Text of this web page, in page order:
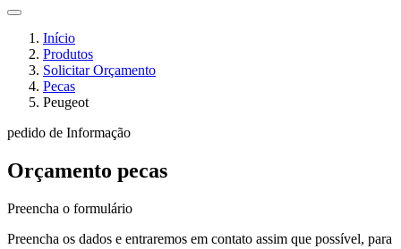
Início
Produtos
Solicitar Orçamento
Pecas
Peugeot
pedido de Informação
Orçamento pecas
Preencha o formulário
Preencha os dados e entraremos em contato assim que possível, para